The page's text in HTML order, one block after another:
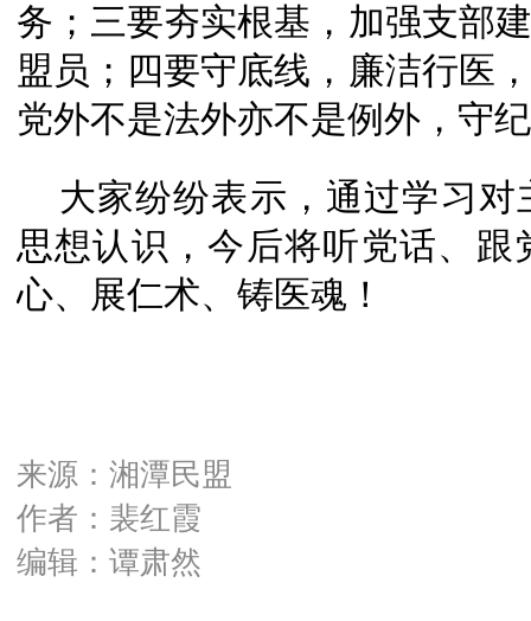
务；三要夯实根基，加强支部
盟员；四要守底线，廉洁行医
党外不是法外亦不是例外，守
大家纷纷表示，通过学习
思想认识，今后将听党话、
心、展仁术、铸医魂！
来源：湘潭民盟
作者：裴红霞
编辑：谭肃然